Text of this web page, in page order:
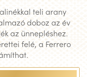
teli arany
doboz az év
az ünnepléshez.
felé, a Ferrero